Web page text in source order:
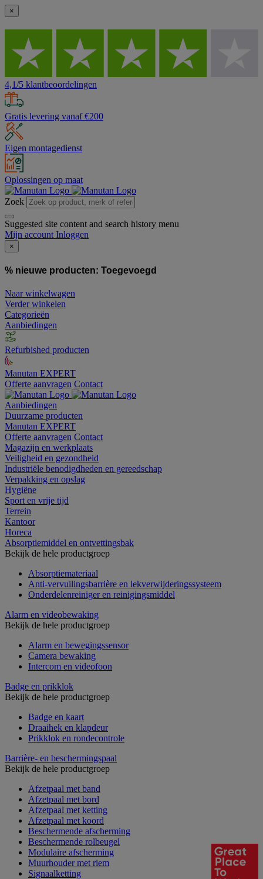
×
4,1/5 klantbeoordelingen
Gratis levering vanaf €200
Eigen montagedienst
Oplossingen op maat
Zoek
Suggested site content and search history menu
Mijn account Inloggen
×
% nieuwe producten: Toegevoegd
Naar winkelwagen
Verder winkelen
Categorieën
Aanbiedingen
Refurbished producten
Manutan EXPERT
Offerte aanvragen Contact
Aanbiedingen
Duurzame producten
Manutan EXPERT
Offerte aanvragen Contact
Magazijn en werkplaats
Veiligheid en gezondheid
Industriële benodigdheden en gereedschap
Verpakking en opslag
Hygiëne
Sport en vrije tijd
Terrein
Kantoor
Horeca
Absorptiemiddel en ontvettingsbak
Bekijk de hele productgroep
Absorptiemateriaal
Anti-vervuilingsbarrière en lekverwijderingssysteem
Onderdelenreiniger en reinigingsmiddel
Alarm en videobewaking
Bekijk de hele productgroep
Alarm en bewegingssensor
Camera bewaking
Intercom en videofoon
Badge en prikklok
Bekijk de hele productgroep
Badge en kaart
Draaihek en klapdeur
Prikklok en rondecontrole
Barrière- en beschermingspaal
Bekijk de hele productgroep
Afzetpaal met band
Afzetpaal met bord
Afzetpaal met ketting
Afzetpaal met koord
Beschermende afscherming
Beschermende rolbeugel
Modulaire afscherming
Muurhouder met riem
Signaalketting